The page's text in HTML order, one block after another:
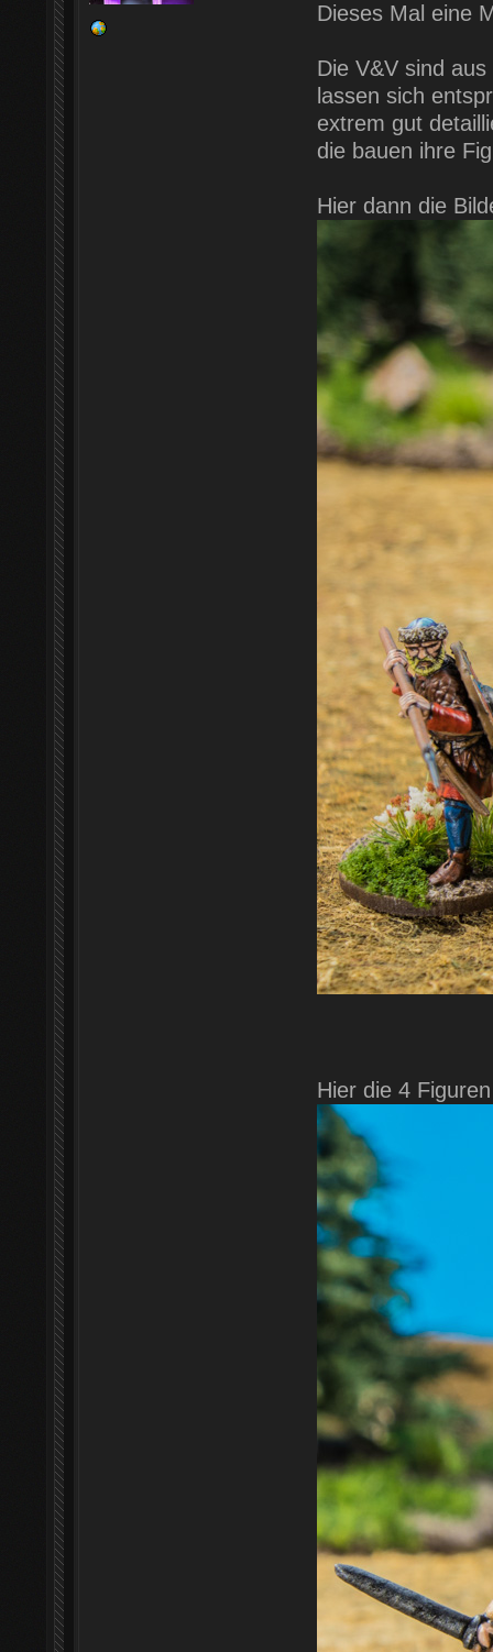
Dieses Mal eine
Die V&V sind
lassen sich
extrem gut
die bauen ihre
Hier dann die
Hier die 4